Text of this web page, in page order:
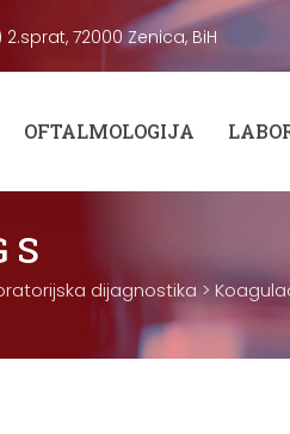
72000 Zenica, BiH
OFTALMOLOGIJA
S
dijagnostika >